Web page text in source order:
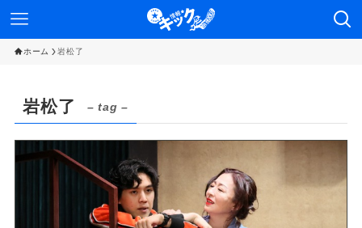
ホーム 岩松了
岩松了 – tag –